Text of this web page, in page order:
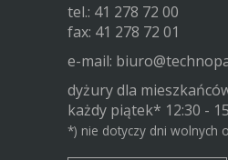
tel.: 41 278 72 00
fax: 41 278 72 01
e-mail:
dyżury dla
każdy piątek* 12:30 -
*) nie dotyczy dni wolnych